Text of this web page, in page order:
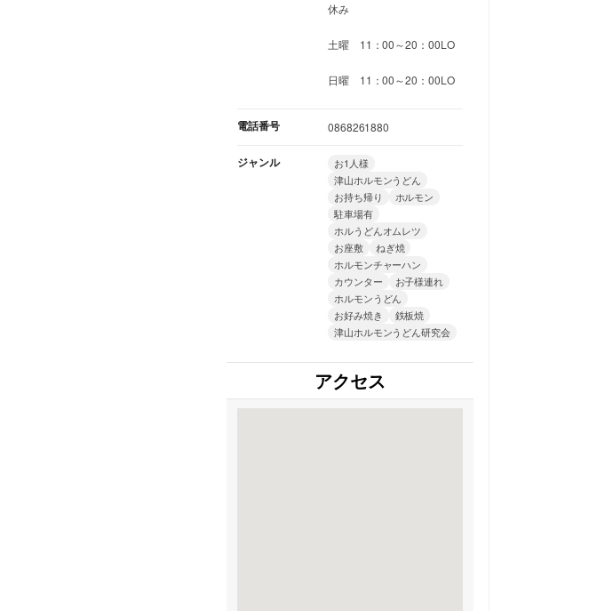
休み
土曜 11：00～20：00LO
日曜 11：00～20：00LO
電話番号 0868261880
ジャンル
お1人様
津山ホルモンうどん
お持ち帰り
ホルモン
駐車場有
ホルうどんオムレツ
お座敷
ねぎ焼
ホルモンチャーハン
カウンター
お子様連れ
ホルモンうどん
お好み焼き
鉄板焼
津山ホルモンうどん研究会
アクセス